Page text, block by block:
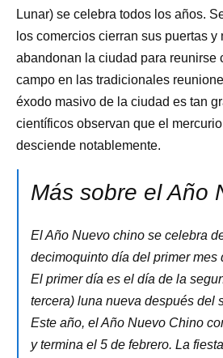
Lunar) se celebra todos los años.
los comercios cierran sus puertas
abandonan la ciudad para reunirse
campo en las tradicionales
éxodo masivo de la ciudad es tan
científicos observan que el
desciende notablemente.
Más sobre el Año
El Año Nuevo chino se celebra
decimoquinto día del primer mes
El primer día es el día de la
tercera) luna nueva después del
Este año, el Año Nuevo Chino
y termina el 5 de febrero. La